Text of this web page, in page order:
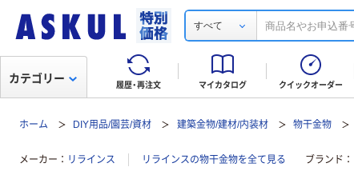
すべて
履歴・再注文 マイカタログ クイックオーダー
カテゴリー
ホーム DIY用品/園芸/資材 建築金物/建材/内装材 物干金物
メーカー リラインス リラインスの物干金物を全て見る ブランド